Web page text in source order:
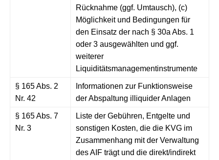
Rücknahme (ggf. Umtausch), (c)
Möglichkeit und Bedingungen für
den Einsatz der nach § 30a Abs. 1
oder 3 ausgewählten und ggf.
weiterer
Liquiditätsmanagementinstrumente
§ 165 Abs. 2
Nr. 42
Informationen zur Funktionsweise
der Abspaltung illiquider Anlagen
§ 165 Abs. 7
Nr. 3
Liste der Gebühren, Entgelte und
sonstigen Kosten, die die KVG im
Zusammenhang mit der Verwaltung
des AIF trägt und die direkt/indirekt